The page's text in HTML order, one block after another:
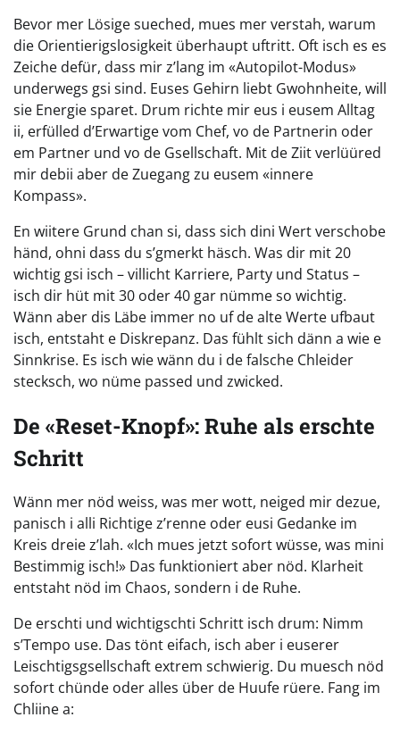
Bevor mer Lösige sueched, mues mer verstah, warum
die Orientierigslosigkeit überhaupt uftritt. Oft isch es es
Zeiche defür, dass mir z’lang im «Autopilot-Modus»
underwegs gsi sind. Euses Gehirn liebt Gwohnheite, will
sie Energie sparet. Drum richte mir eus i eusem Alltag
ii, erfülled d’Erwartige vom Chef, vo de Partnerin oder
em Partner und vo de Gsellschaft. Mit de Ziit verlüüred
mir debii aber de Zuegang zu eusem «innere
Kompass».
En wiitere Grund chan si, dass sich dini Wert verschobe
händ, ohni dass du s’gmerkt häsch. Was dir mit 20
wichtig gsi isch – villicht Karriere, Party und Status –
isch dir hüt mit 30 oder 40 gar nümme so wichtig.
Wänn aber dis Läbe immer no uf de alte Werte ufbaut
isch, entstaht e Diskrepanz. Das fühlt sich dänn a wie e
Sinnkrise. Es isch wie wänn du i de falsche Chleider
stecksch, wo nüme passed und zwicked.
De «Reset-Knopf»: Ruhe als erschte
Schritt
Wänn mer nöd weiss, was mer wott, neiged mir dezue,
panisch i alli Richtige z’renne oder eusi Gedanke im
Kreis dreie z’lah. «Ich mues jetzt sofort wüsse, was mini
Bestimmig isch!» Das funktioniert aber nöd. Klarheit
entstaht nöd im Chaos, sondern i de Ruhe.
De erschti und wichtigschti Schritt isch drum: Nimm
s’Tempo use. Das tönt eifach, isch aber i euserer
Leischtigsgsellschaft extrem schwierig. Du muesch nöd
sofort chünde oder alles über de Huufe rüere. Fang im
Chliine a: